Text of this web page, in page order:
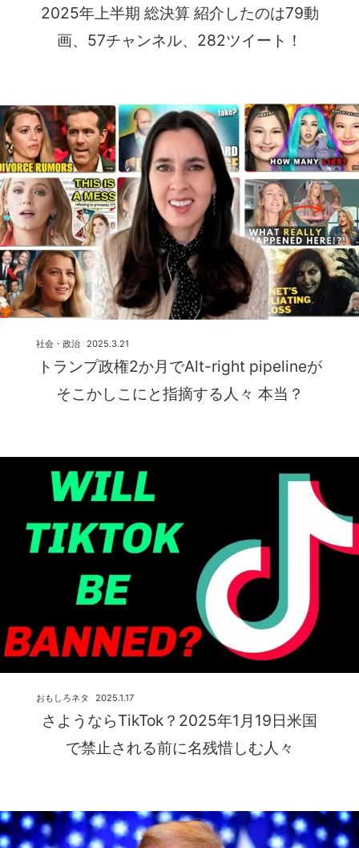
2025年上半期 総決算 紹介したのは79動
画、57チャンネル、282ツイート！
トランプ政権2か月でAlt-right pipelineが
そこかしこにと指摘する人々 本当？
2025.3.21
社会・政治
さようならTikTok？2025年1月19日米国
で禁止される前に名残惜しむ人々
2025.1.17
おもしろネタ